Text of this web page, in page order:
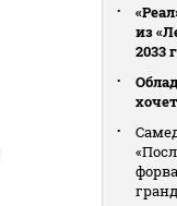
из
2033